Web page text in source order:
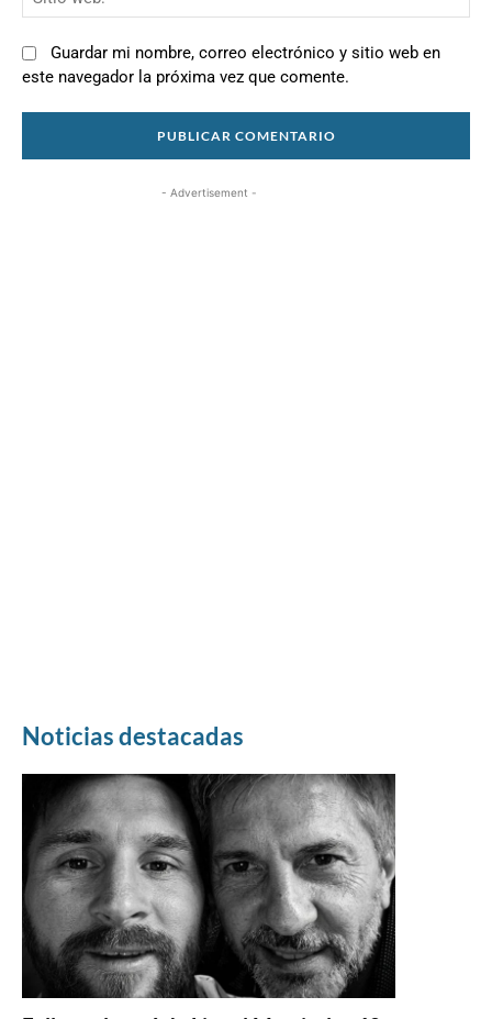
Guardar mi nombre, correo electrónico y sitio web en
este navegador la próxima vez que comente.
- Advertisement -
Noticias destacadas